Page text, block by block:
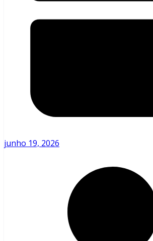
junho 19, 2026